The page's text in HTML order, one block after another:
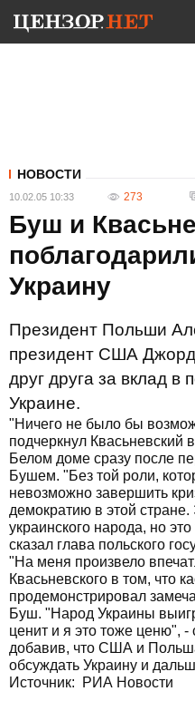
НОВОСТИ
10.02.05 10:33 273
Буш и
Украину
Президент Польши
президент США
друг друга за вклад в
Украине.
"Ничего не было бы
подчеркнул Квасьневский
Белом доме сразу после
Бушем. "Без той роли,
невозможно завершить
демократию в этой
украинского народа, но
сказал глава польского
"На меня произвело
Квасьневского в том, что
продемонстрировал
Буш. "Народ Украины
ценит и я это тоже ценю",
добавив, что США и
обсуждать Украину и
Источник: РИА Новости